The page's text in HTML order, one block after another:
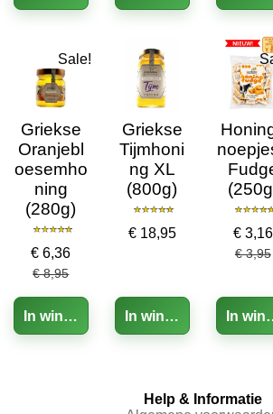
Sale!
Griekse
Oranjebl
oesemho
ning
(280g)
€ 6,36
€ 8,95
In winkelwagen
Griekse
Tijmhoni
ng XL
(800g)
€ 18,95
In winkelwagen
€ 3,16
€ 3,95
In
Help & Informatie